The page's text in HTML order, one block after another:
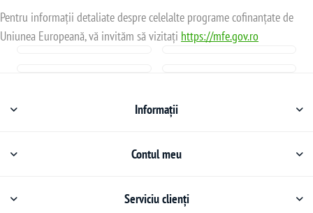
Pentru informații detaliate despre celelalte programe cofinanțate de
Uniunea Europeană, vă invităm să vizitați https://mfe.gov.ro
Informații
Contul meu
Serviciu clienți